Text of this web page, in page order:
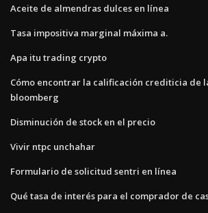
Aceite de almendras dulces en línea
Tasa impositiva marginal máxima a.
Apa itu trading crypto
Cómo encontrar la calificación crediticia de
bloomberg
Disminución de stock en el precio
Vivir ntpc unchahar
Formulario de solicitud sentri en línea
Qué tasa de interés para el comprador de